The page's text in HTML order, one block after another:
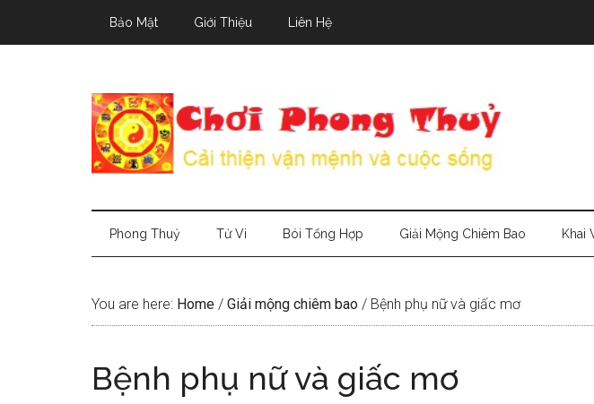
Bảo Mật Giới Thiệu Liên Hệ
Phong Thuỷ Tử Vi Bói Tổng Hợp Giải Mộng Chiêm Bao Khai
You are here: Home / Giải mộng chiêm bao / Bệnh phụ nữ và giấc mơ
Bệnh phụ nữ và giấc mơ